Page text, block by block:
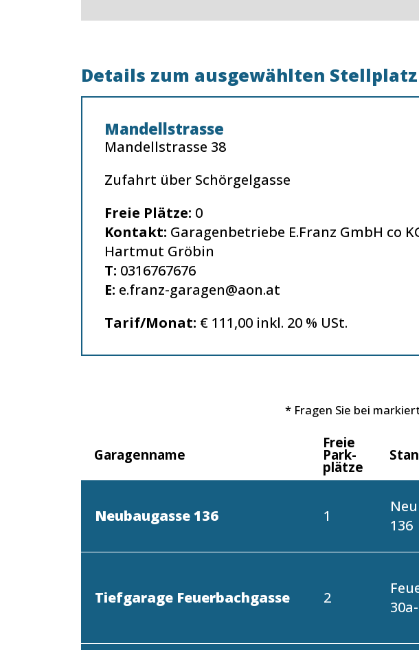
Details zum ausgewählten Stellplatz
Mandellstrasse
Mandellstrasse 38
Zufahrt über Schörgelgasse
Freie Plätze: 0
Kontakt: Garagenbetriebe E.Franz GmbH co
Hartmut Gröbin
T: 0316767676
E: e.franz-garagen@aon.at
Tarif/Monat: € 111,00 inkl. 20 % USt.
* Fragen Sie bei
Garagenname
Freie
Park­
plätze
Neubaugasse 136 1
136
Tiefgarage Feuerbachgasse 2